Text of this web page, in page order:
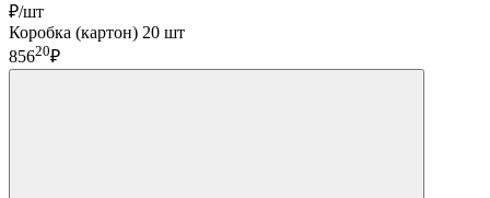
₽/шт
Коробка (картон) 20 шт
85620₽